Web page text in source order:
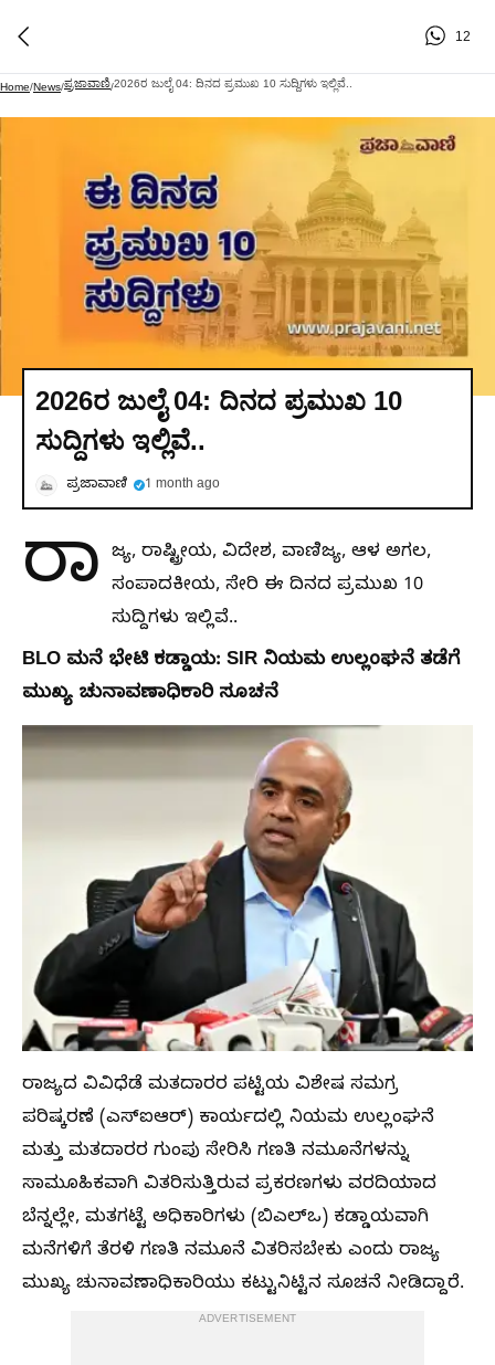
12
Home/News/ಪ್ರಜಾವಾಣಿ/2026ರ ಜುಲೈ 04: ದಿನದ ಪ್ರಮುಖ 10 ಸುದ್ದಿಗಳು ಇಲ್ಲಿವೆ..
2026ರ ಜುಲೈ 04: ದಿನದ ಪ್ರಮುಖ 10
ಸುದ್ದಿಗಳು ಇಲ್ಲಿವೆ..
ಪ್ರಜಾವಾಣಿ 1 month ago
ರಾ ಜ್ಯ, ರಾಷ್ಟ್ರೀಯ, ವಿದೇಶ, ವಾಣಿಜ್ಯ, ಆಳ ಅಗಲ,
ಸಂಪಾದಕೀಯ, ಸೇರಿ ಈ ದಿನದ ಪ್ರಮುಖ 10
ಸುದ್ದಿಗಳು ಇಲ್ಲಿವೆ..
BLO ಮನೆ ಭೇಟಿ ಕಡ್ಡಾಯ: SIR ನಿಯಮ ಉಲ್ಲಂಘನೆ ತಡೆಗೆ
ಮುಖ್ಯ ಚುನಾವಣಾಧಿಕಾರಿ ಸೂಚನೆ
ರಾಜ್ಯದ ವಿವಿಧೆಡೆ ಮತದಾರರ ಪಟ್ಟಿಯ ವಿಶೇಷ ಸಮಗ್ರ
ಪರಿಷ್ಕರಣೆ (ಎಸ್‌ಐಆರ್‌) ಕಾರ್ಯದಲ್ಲಿ ನಿಯಮ ಉಲ್ಲಂಘನೆ
ಮತ್ತು ಮತದಾರರ ಗುಂಪು ಸೇರಿಸಿ ಗಣತಿ ನಮೂನೆಗಳನ್ನು
ಸಾಮೂಹಿಕವಾಗಿ ವಿತರಿಸುತ್ತಿರುವ ಪ್ರಕರಣಗಳು ವರದಿಯಾದ
ಬೆನ್ನಲ್ಲೇ, ಮತಗಟ್ಟೆ ಅಧಿಕಾರಿಗಳು (ಬಿಎಲ್‌ಒ) ಕಡ್ಡಾಯವಾಗಿ
ಮನೆಗಳಿಗೆ ತೆರಳಿ ಗಣತಿ ನಮೂನೆ ವಿತರಿಸಬೇಕು ಎಂದು ರಾಜ್ಯ
ಮುಖ್ಯ ಚುನಾವಣಾಧಿಕಾರಿಯು ಕಟ್ಟುನಿಟ್ಟಿನ ಸೂಚನೆ ನೀಡಿದ್ದಾರೆ.
ADVERTISEMENT